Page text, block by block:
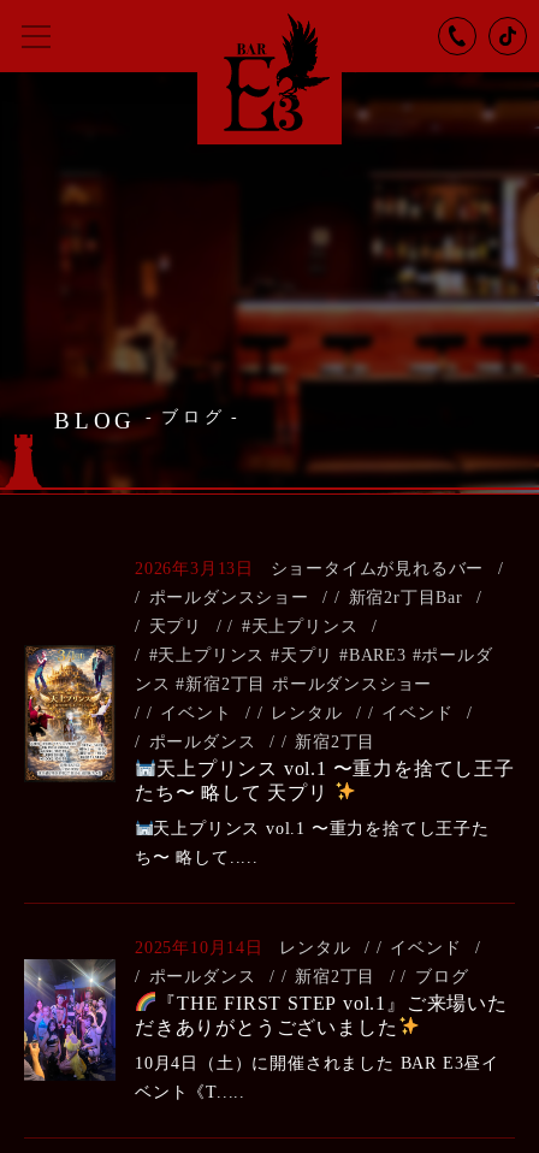
BLOG ブログ
2026年3月13日 ショータイムが見れるバー
/
ポールダンスショー
/ 新宿2r丁目Bar
/
天プリ
/ #天上プリンス
/
#天上プリンス #天プリ #BARE3 #ポールダ
ンス #新宿2丁目 ポールダンスショー
/
イベント / レンタル / イベンド
/
ポールダンス
/ 新宿2丁目
天上プリンス vol.1 〜重力を捨てし王子
たち〜 略して 天プリ
天上プリンス vol.1 〜重力を捨てし王子た
ち〜 略して.....
2025年10月14日 レンタル / イベンド
/
ポールダンス
/ 新宿2丁目 / ブログ
『THE FIRST STEP vol.1』ご来場いた
だきありがとうございました
10月4日（土）に開催されました BAR E3昼イ
ベント《T.....